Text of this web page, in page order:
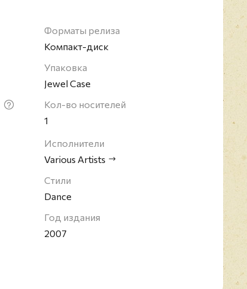
Форматы релиза
Компакт-диск
Упаковка
Jewel Case
Кол-во носителей
1
Исполнители
Various Artists
Стили
Dance
Год издания
2007